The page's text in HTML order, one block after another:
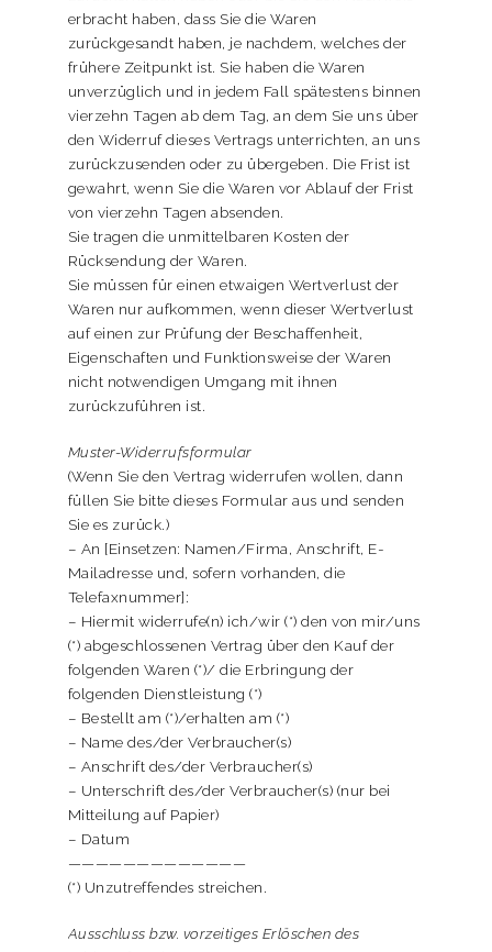
erbracht haben, dass Sie die Waren
zurückgesandt haben, je nachdem, welches der
frühere Zeitpunkt ist. Sie haben die Waren
unverzüglich und in jedem Fall spätestens binnen
vierzehn Tagen ab dem Tag, an dem Sie uns über
den Widerruf dieses Vertrags unterrichten, an uns
zurückzusenden oder zu übergeben. Die Frist ist
gewahrt, wenn Sie die Waren vor Ablauf der Frist
von vierzehn Tagen absenden.
Sie tragen die unmittelbaren Kosten der
Rücksendung der Waren.
Sie müssen für einen etwaigen Wertverlust der
Waren nur aufkommen, wenn dieser Wertverlust
auf einen zur Prüfung der Beschaffenheit,
Eigenschaften und Funktionsweise der Waren
nicht notwendigen Umgang mit ihnen
zurückzuführen ist.
Muster-Widerrufsformular
(Wenn Sie den Vertrag widerrufen wollen, dann
füllen Sie bitte dieses Formular aus und senden
Sie es zurück.)
– An [Einsetzen: Namen/Firma, Anschrift, E-
Mailadresse und, sofern vorhanden, die
Telefaxnummer]:
– Hiermit widerrufe(n) ich/wir (*) den von mir/uns
(*) abgeschlossenen Vertrag über den Kauf der
folgenden Waren (*)/ die Erbringung der
folgenden Dienstleistung (*)
– Bestellt am (*)/erhalten am (*)
– Name des/der Verbraucher(s)
– Anschrift des/der Verbraucher(s)
– Unterschrift des/der Verbraucher(s) (nur bei
Mitteilung auf Papier)
– Datum
—————————————
(*) Unzutreffendes streichen.
Ausschluss bzw. vorzeitiges Erlöschen des